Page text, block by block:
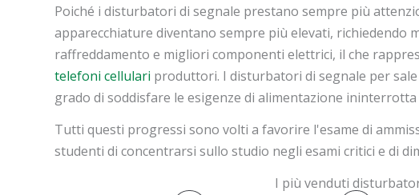
Poiché i disturbatori di segnale prestano sempre più
apparecchiature diventano sempre più elevati, richiedendo
raffreddamento e migliori componenti elettrici, il che
telefoni cellulari produttori. I disturbatori di segnale per
grado di soddisfare le esigenze di alimentazione
Tutti questi progressi sono volti a favorire l'esame di
studenti di concentrarsi sullo studio negli esami critici e di
I più venduti